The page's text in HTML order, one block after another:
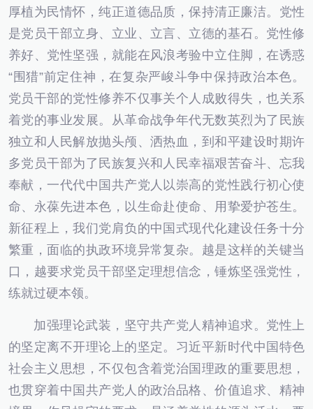
厚植为民情怀，纯正道德品质，保持清正廉洁。党性
是党员干部立身、立业、立言、立德的基石。党性修
养好、党性坚强，就能在风浪考验中立住脚，在诱惑
“围猎”前定住神，在复杂严峻斗争中保持政治本色。
党员干部的党性修养不仅事关个人成败得失，也关系
着党的事业发展。从革命战争年代无数英烈为了民族
独立和人民解放抛头颅、洒热血，到和平建设时期许
多党员干部为了民族复兴和人民幸福艰苦奋斗、忘我
奉献，一代代中国共产党人以崇高的党性践行初心使
命、永葆先进本色，以生命赴使命、用挚爱护苍生。
新征程上，我们党肩负的中国式现代化建设任务十分
繁重，面临的执政环境异常复杂。越是这样的关键当
口，越要求党员干部坚定理想信念，锤炼坚强党性，
练就过硬本领。
加强理论武装，坚守共产党人精神追求。党性上
的坚定离不开理论上的坚定。习近平新时代中国特色
社会主义思想，不仅包含着党治国理政的重要思想，
也贯穿着中国共产党人的政治品格、价值追求、精神